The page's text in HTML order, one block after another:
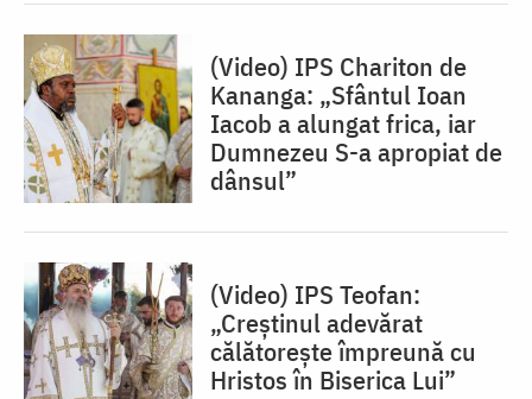
(Video) IPS Chariton de
Kananga: „Sfântul Ioan
Iacob a alungat frica, iar
Dumnezeu S-a apropiat de
dânsul”
(Video) IPS Teofan:
„Creștinul adevărat
călătorește împreună cu
Hristos în Biserica Lui”